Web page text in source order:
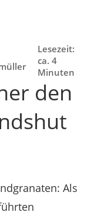
Lesezeit:
ca. 4
Minuten
den
Als